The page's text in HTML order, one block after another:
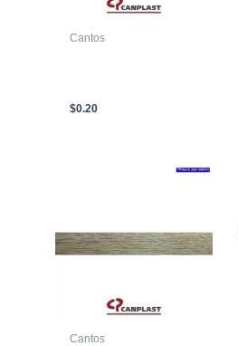
Cantos
$0.20
Cantos